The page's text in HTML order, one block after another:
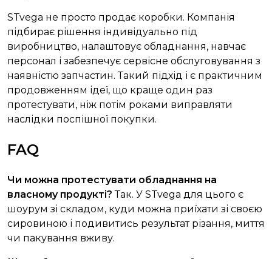
STvega не просто продає коробки. Компанія
підбирає рішення індивідуально під
виробництво, налаштовує обладнання, навчає
персонал і забезпечує сервісне обслуговування з
наявністю запчастин. Такий підхід і є практичним
продовженням ідеї, що краще один раз
протестувати, ніж потім роками виправляти
наслідки поспішної покупки.
FAQ
Чи можна протестувати обладнання на
власному продукті? Так. У STvega для цього є
шоурум зі складом, куди можна приїхати зі своєю
сировиною і подивитись результат різання, миття
чи пакування вживу.